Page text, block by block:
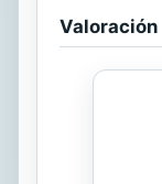
Valoración